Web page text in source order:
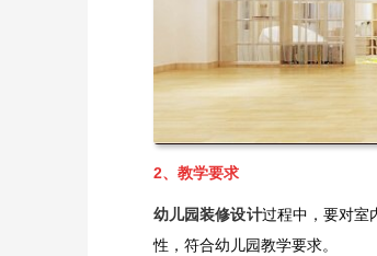
2、教学要求
幼儿园装修设计过程中，要对室
性，符合幼儿园教学要求。